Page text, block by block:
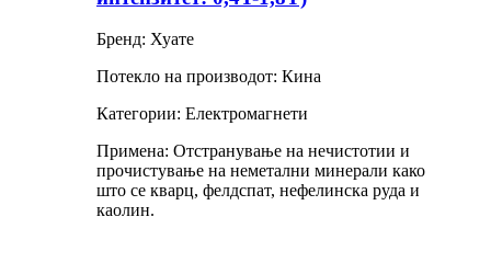
Бренд: Хуате
Потекло на производот: Кина
Категории: Електромагнети
Примена: Отстранување на нечистотии и
прочистување на неметални минерали како
што се кварц, фелдспат, нефелинска руда и
каолин.